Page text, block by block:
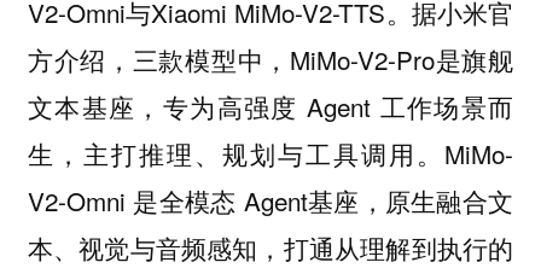
V2-Omni与Xiaomi MiMo-V2-TTS。据小米官
方介绍，三款模型中，MiMo-V2-Pro是旗舰
文本基座，专为高强度 Agent 工作场景而
生，主打推理、规划与工具调用。MiMo-
V2-Omni 是全模态 Agent基座，原生融合文
本、视觉与音频感知，打通从理解到执行的